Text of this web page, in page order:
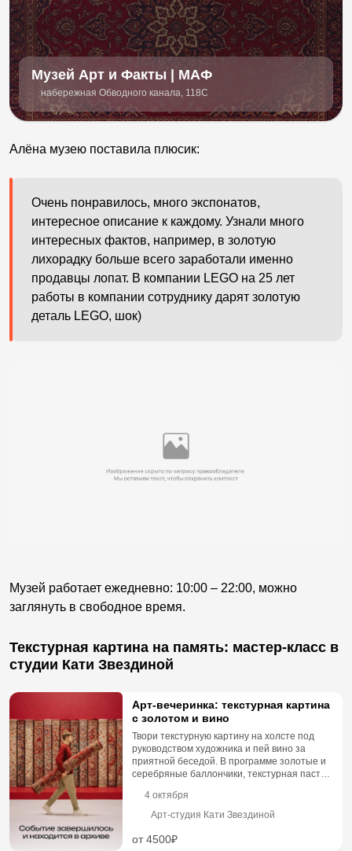
Музей Арт и Факты | МАФ
набережная Обводного канала, 118С
Алёна музею поставила плюсик:
Очень понравилось, много экспонатов,
интересное описание к каждому. Узнали много
интересных фактов, например, в золотую
лихорадку больше всего заработали именно
продавцы лопат. В компании LEGO на 25 лет
работы в компании сотруднику дарят золотую
деталь LEGO, шок)
Музей работает ежедневно: 10:00 – 22:00, можно
заглянуть в свободное время.
Текстурная картина на память: мастер-класс в
студии Кати Звездиной
Арт-вечеринка: текстурная картина
с золотом и вино
Твори текстурную картину на холсте под
руководством художника и пей вино за
приятной беседой. В программе золотые и
серебряные баллончики, текстурная паста
4 октября
Арт-студия Кати Звездиной
от 4500₽